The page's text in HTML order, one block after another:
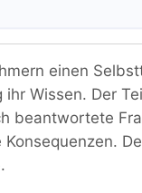
einen
Wissen. Der
beantwortete